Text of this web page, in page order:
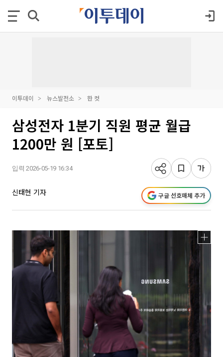
이투데이 뉴스발전소 한 컷
삼성전자 1분기 직원 평균 월급
1200만 원 [포토]
입력 2026-05-19 16:34
신태현 기자 구글 선호매체 추가